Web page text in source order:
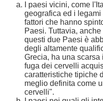
I paesi vicini, come
geografica ed i
fattori che hanno
Paesi. Tuttavia,
questi due Paesi è
degli altamente
Grecia, ha una
fuga dei cervelli
caratteristiche tipiche
meglio definita come
cervelli".